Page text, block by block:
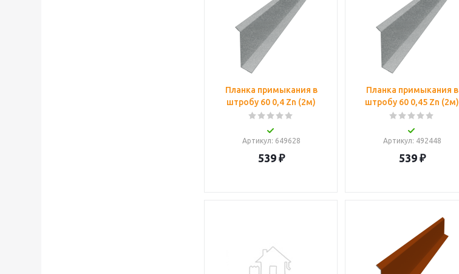
Планка примыкания в
штробу 60 0,4 Zn (2м)
Артикул: 649628
539₽
Планка примыкания в
штробу 60 0,45 Zn (2м)
Артикул: 492448
539₽